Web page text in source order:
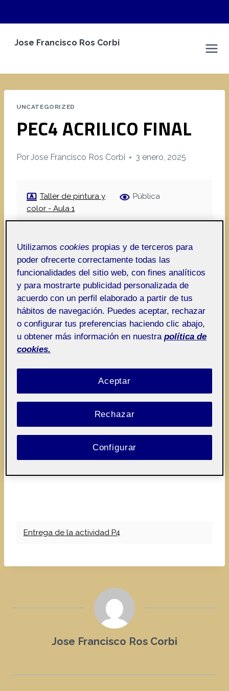
Jose Francisco Ros Corbi
UNCATEGORIZED
PEC4 ACRILICO FINAL
PorJose Francisco Ros Corbi 3 enero, 2025
Taller de pintura y
color - Aula 1
Pública
Buenos días compañeros/as, comparto con
vosotros el resultado final de la PEC4.
Entrega de la actividad P4
Jose Francisco Ros Corbi
Utilizamoscookies propias y de terceros para
poder ofrecerte correctamente todas las
funcionalidades del sitio web, con fines analíticos
y para mostrarte publicidad personalizada de
acuerdo con un perfil elaborado a partir de tus
hábitos de navegación. Puedes aceptar, rechazar
o configurar tus preferencias haciendo clic abajo,
u obtener más información en nuestra política de
cookies.
Rechazar
Aceptar
Configurar